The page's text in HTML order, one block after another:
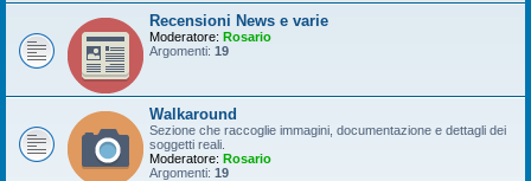
Recensioni News e varie
Moderatore: Rosario
Argomenti: 19
Walkaround
Sezione che raccoglie immagini, documentazione e dettagli dei
soggetti reali.
Moderatore: Rosario
Argomenti: 19